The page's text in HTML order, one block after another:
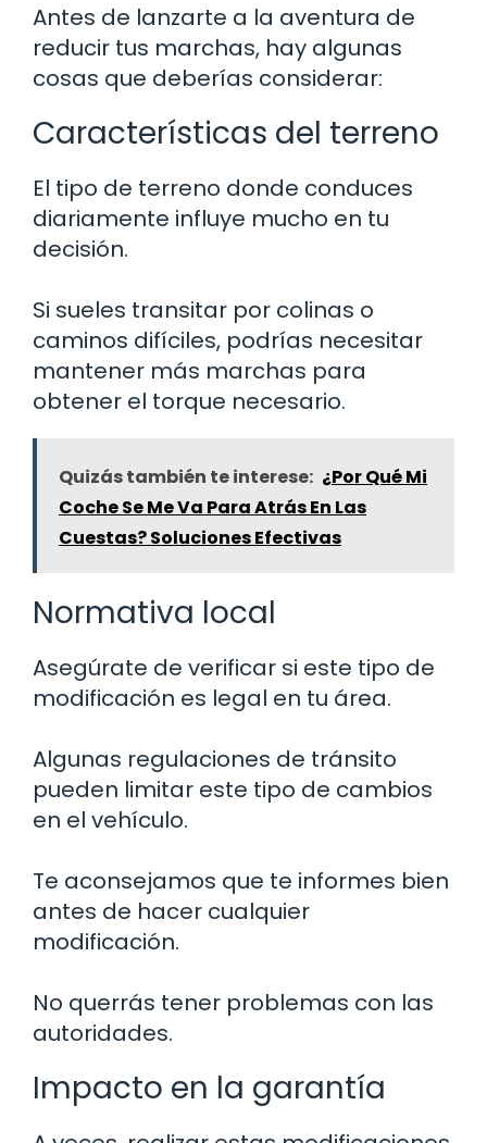
Antes de lanzarte a la aventura de
reducir tus marchas, hay algunas
cosas que deberías considerar:
Características del terreno
El tipo de terreno donde conduces
diariamente influye mucho en tu
decisión.
Si sueles transitar por colinas o
caminos difíciles, podrías necesitar
mantener más marchas para
obtener el torque necesario.
Quizás también te interese: ¿Por Qué Mi
Coche Se Me Va Para Atrás En Las
Cuestas? Soluciones Efectivas
Normativa local
Asegúrate de verificar si este tipo de
modificación es legal en tu área.
Algunas regulaciones de tránsito
pueden limitar este tipo de cambios
en el vehículo.
Te aconsejamos que te informes bien
antes de hacer cualquier
modificación.
No querrás tener problemas con las
autoridades.
Impacto en la garantía